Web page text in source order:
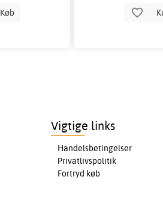
Køb
Vigtige links
Handelsbetingelser
Privatlivspolitik
Fortryd køb